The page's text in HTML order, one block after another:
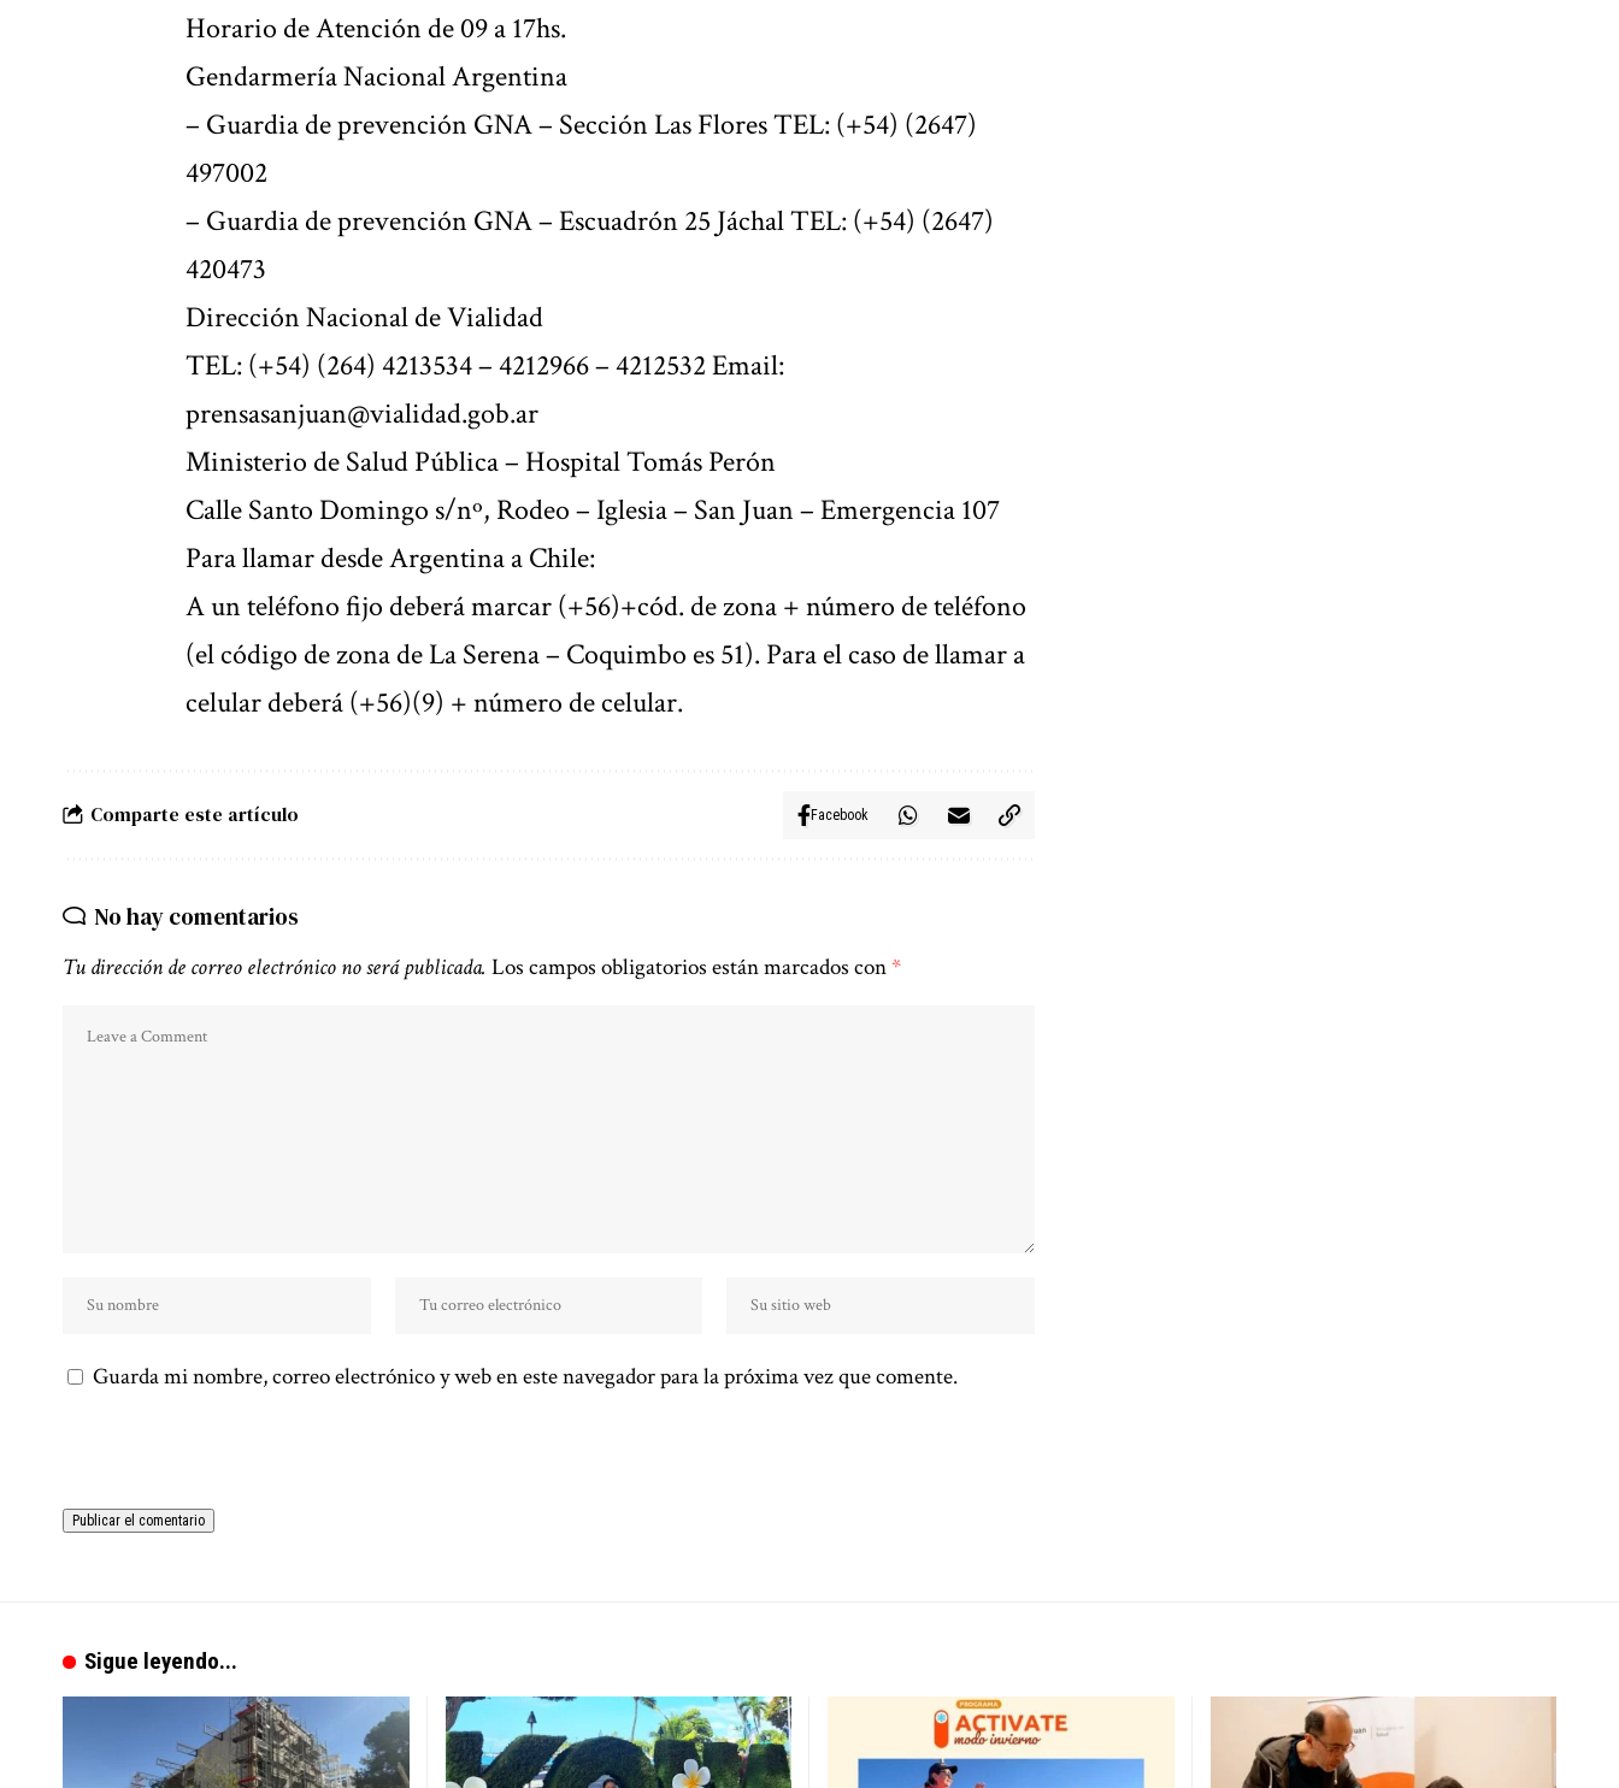
Horario de Atención de 09 a 17hs.
Gendarmería Nacional Argentina
– Guardia de prevención GNA – Sección Las Flores TEL: (+54) (2647)
497002
– Guardia de prevención GNA – Escuadrón 25 Jáchal TEL: (+54) (2647)
420473
Dirección Nacional de Vialidad
TEL: (+54) (264) 4213534 – 4212966 – 4212532 Email:
prensasanjuan@vialidad.gob.ar
Ministerio de Salud Pública – Hospital Tomás Perón
Calle Santo Domingo s/nº, Rodeo – Iglesia – San Juan – Emergencia 107
Para llamar desde Argentina a Chile:
A un teléfono fijo deberá marcar (+56)+cód. de zona + número de teléfono
(el código de zona de La Serena – Coquimbo es 51). Para el caso de llamar a
celular deberá (+56)(9) + número de celular.
Comparte este artículo Facebook
No hay comentarios
Tu dirección de correo electrónico no será publicada. Los campos obligatorios están marcados con*
Guarda mi nombre, correo electrónico y web en este navegador para la próxima vez que comente.
Sigue leyendo...